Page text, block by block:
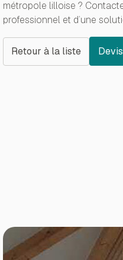
métropole lilloise ?
professionnel et d’une
Retour à la liste